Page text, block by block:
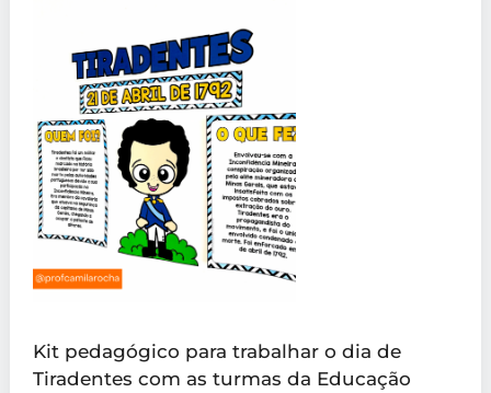
Kit pedagógico para trabalhar o dia de
Tiradentes com as turmas da Educação